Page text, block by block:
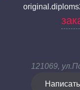
121069,